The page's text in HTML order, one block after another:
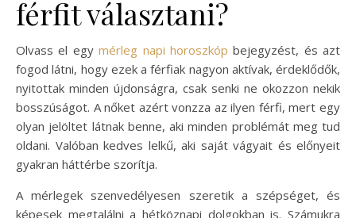
férfit választani?
Olvass el egymérleg napi horoszkóp bejegyzést, és azt
fogod látni, hogy ezek a férfiak nagyon aktívak, érdeklődők,
nyitottak minden újdonságra, csak senki ne okozzon nekik
bosszúságot. A nőket azért vonzza az ilyen férfi, mert egy
olyan jelöltet látnak benne, aki minden problémát meg tud
oldani. Valóban kedves lelkű, aki saját vágyait és előnyeit
gyakran háttérbe szorítja.
A mérlegek szenvedélyesen szeretik a szépséget, és
képesek megtalálni a hétköznapi dolgokban is. Számukra